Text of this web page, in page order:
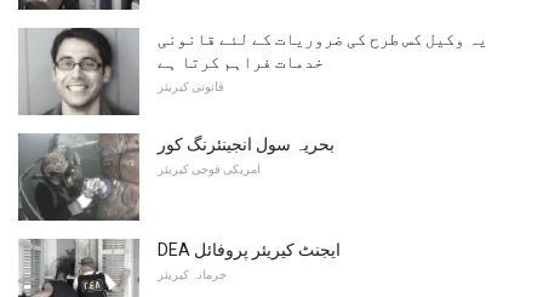
یہ وکیل کس طرح کی ضروریات کے لئے قانونی
خدمات فراہم کرتا ہے
قانونی کیریئر
بحریہ سول انجینئرنگ کور
امریکی فوجی کیریئر
DEA ایجنٹ کیریئر پروفائل
جرمانہ کیریئر